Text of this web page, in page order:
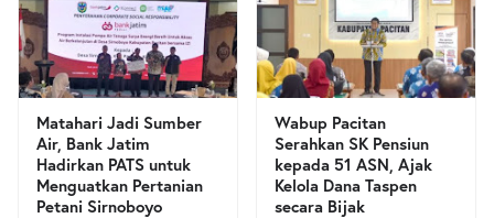
Matahari Jadi Sumber
Air, Bank Jatim
Hadirkan PATS untuk
Menguatkan Pertanian
Petani Sirnoboyo
Wabup Pacitan
Serahkan SK Pensiun
kepada 51 ASN, Ajak
Kelola Dana Taspen
secara Bijak